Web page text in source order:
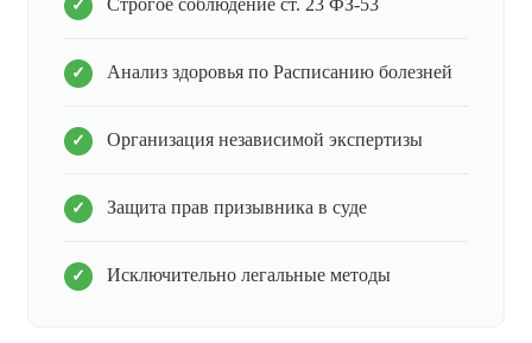
Строгое соблюдение ст. 23 ФЗ-53
Анализ здоровья по Расписанию болезней
Организация независимой экспертизы
Защита прав призывника в суде
Исключительно легальные методы